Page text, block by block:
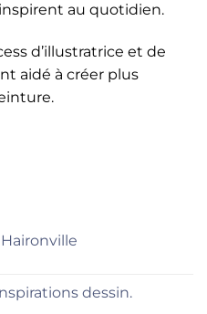
au quotidien.
d’illustratrice et de
aidé à créer plus
dessin.